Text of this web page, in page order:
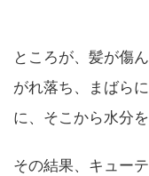
ところが、髪が傷
がれ落ち、まばら
に、そこから水分
その結果、キュー